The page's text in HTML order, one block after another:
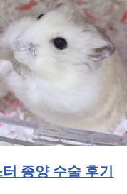
종양 수술 후기